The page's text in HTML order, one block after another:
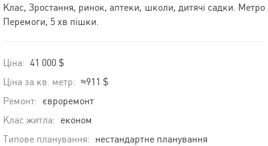
Клас, Зростання, ринок, аптеки, школи, дитячі садки. Метро
Перемоги, 5 хв пішки.
Ціна: 41 000 $
Ціна за кв. метр: ≈911 $
Ремонт: євроремонт
Клас житла: економ
Типове планування: нестандартне планування